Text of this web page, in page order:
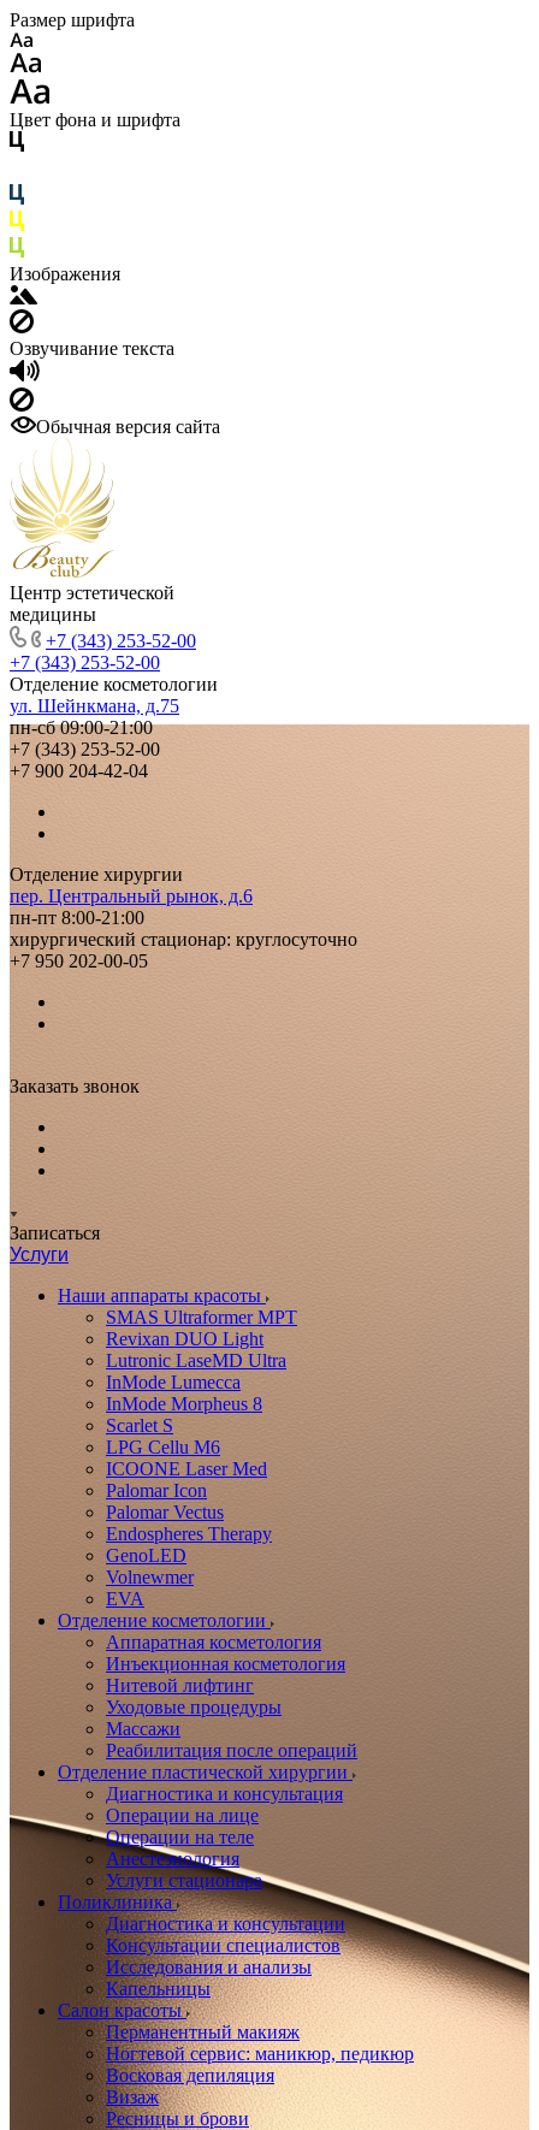
Размер шрифта
Цвет фона и шрифта
Изображения
Озвучивание текста
Обычная версия сайта
Центр эстетической
медицины
+7 (343) 253-52-00
+7 (343) 253-52-00
Отделение косметологии
ул. Шейнкмана, д.75
пн-сб 09:00-21:00
+7 (343) 253-52-00
+7 900 204-42-04
Отделение хирургии
пер. Центральный рынок, д.6
пн-пт 8:00-21:00
хирургический стационар: круглосуточно
+7 950 202-00-05
Заказать звонок
Записаться
Услуги
Наши аппараты красоты
SMAS Ultraformer MPT
Revixan DUO Light
Lutronic LaseMD Ultra
InMode Lumecca
InMode Morpheus 8
Scarlet S
LPG Cellu M6
ICOONE Laser Med
Palomar Icon
Palomar Vectus
Endospheres Therapy
GenoLED
Volnewmer
EVA
Отделение косметологии
Аппаратная косметология
Инъекционная косметология
Нитевой лифтинг
Уходовые процедуры
Массажи
Реабилитация после операций
Отделение пластической хирургии
Диагностика и консультация
Операции на лице
Операции на теле
Анестезиология
Услуги стационара
Поликлиника
Диагностика и консультации
Консультации специалистов
Исследования и анализы
Капельницы
Салон красоты
Перманентный макияж
Ногтевой сервис: маникюр, педикюр
Восковая депиляция
Визаж
Ресницы и брови